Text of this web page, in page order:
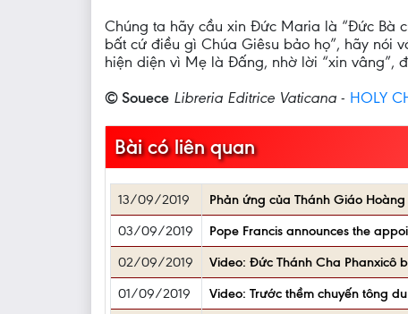
Chúng ta hãy cầu xin Đức Maria là “Đức Bà
bất cứ điều gì Chúa Giêsu bảo họ”, hãy nói
hiện diện vì Mẹ là Đấng, nhờ lời “xin vâng”,
© Souece Libreria Editrice Vaticana - HOLY
Bài có liên quan
13/09/2019 Phản ứng của Thánh Giáo
03/09/2019
Pope Francis announces the
02/09/2019
Video: Đức Thánh Cha Phanxicô
01/09/2019
Video: Trước thềm chuyến tông